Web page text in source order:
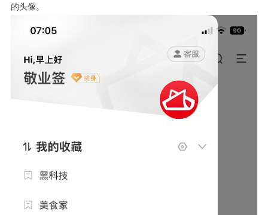
的头像。